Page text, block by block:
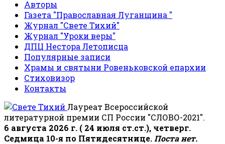
Авторы
Газета "Православная Луганщина "
Журнал "Свете Тихий"
Журнал "Уроки веры"
ДПЦ Нестора Летописца
Популярные записи
Храмы и святыни Ровеньковской епархии
Стиховизор
Контакты
Лауреат Всероссийской
литературной премии СП России "СЛОВО-2021".
6 августа 2026 г. ( 24 июля ст.ст.), четверг.
Седмица 10-я по Пятидесятнице. Поста нет.